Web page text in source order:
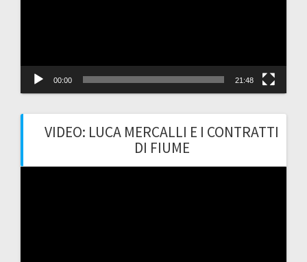
00:00 21:48
VIDEO: LUCA MERCALLI E I CONTRATTI
DI FIUME